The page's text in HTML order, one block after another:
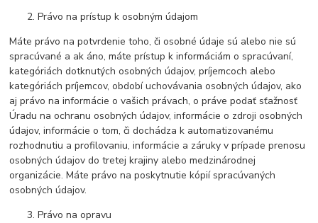
Právo na prístup k osobným údajom
Máte právo na potvrdenie toho, či osobné údaje sú alebo nie sú
spracúvané a ak áno, máte prístup k informáciám o spracúvaní,
kategóriách dotknutých osobných údajov, príjemcoch alebo
kategóriách príjemcov, období uchovávania osobných údajov, ako
aj právo na informácie o vašich právach, o práve podať sťažnosť
Úradu na ochranu osobných údajov, informácie o zdroji osobných
údajov, informácie o tom, či dochádza k automatizovanému
rozhodnutiu a profilovaniu, informácie a záruky v prípade prenosu
osobných údajov do tretej krajiny alebo medzinárodnej
organizácie. Máte právo na poskytnutie kópií spracúvaných
osobných údajov.
Právo na opravu